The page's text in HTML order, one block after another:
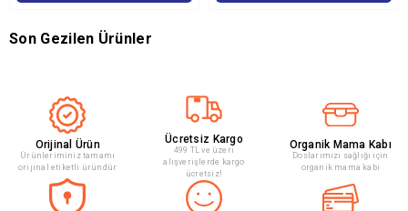
Son Gezilen Ürünler
Orijinal Ürün
Ürünleriminiz tamamı
orijinal etiketli üründür
Ücretsiz Kargo
499 TL ve üzeri
alışverişlerde kargo
ücretsiz!
Organik Mama Kabı
Doslarımızı sağlığı için
organik mama kabı